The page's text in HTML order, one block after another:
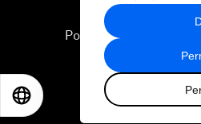
recopilado a
hecho de sus
Política de privacidad
2026 Foro